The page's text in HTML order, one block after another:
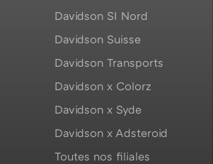
Davidson SI Nord
Davidson Suisse
Davidson Transports
Davidson x Colorz
Davidson x Syde
Davidson x Adsteroid
Toutes nos filiales